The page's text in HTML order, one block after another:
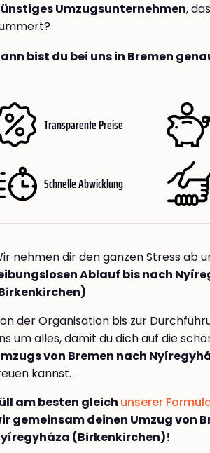
Umzugsunternehmen,
bist du bei uns in Bremen
Transparente Preise
Schnelle Abwicklung
nehmen dir den ganzen Stress ab
Ablauf bis nach
der Organisation bis zur
um alles, damit du dich auf die
von Bremen nach
kannst.
am besten gleich unserer
gemeinsam deinen Umzug von
(Birkenkirchen)!